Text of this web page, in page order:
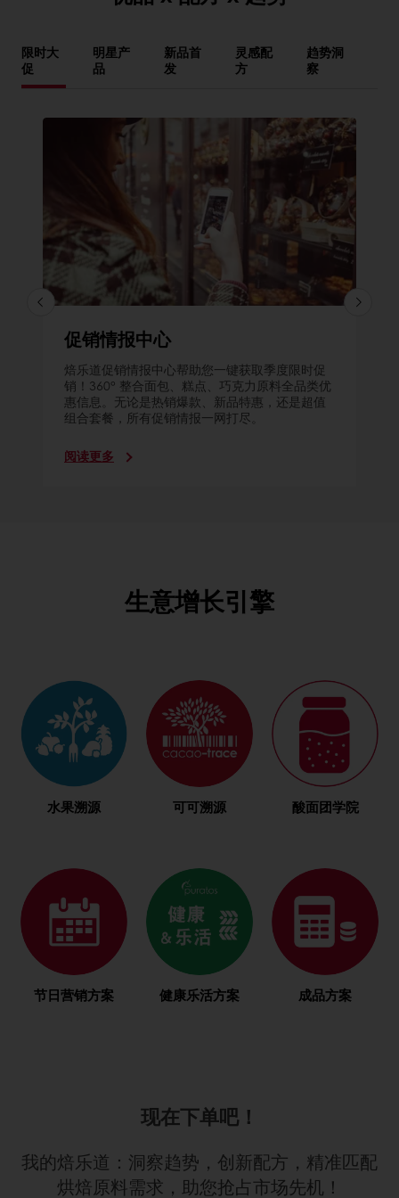
限时大
促
明星产
品
新品首
发
灵感配
方
趋势洞
察
促销情报中心
焙乐道促销情报中心帮助您一键获取季度限时促
销！360° 整合面包、糕点、巧克力原料全品类优
惠信息。无论是热销爆款、新品特惠，还是超值
组合套餐，所有促销情报一网打尽。
阅读更多
生意增长引擎
水果溯源 可可溯源 酸面团学院
节日营销方案 健康乐活方案 成品方案
现在下单吧！
我的焙乐道：洞察趋势，创新配方，精准匹配
烘焙原料需求，助您抢占市场先机！